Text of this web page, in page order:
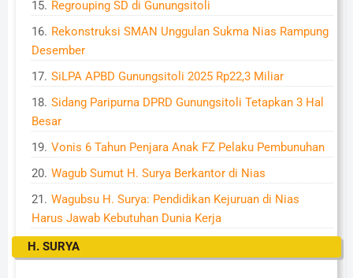
Regrouping SD di Gunungsitoli
Rekonstruksi SMAN Unggulan Sukma Nias Rampung
Desember
SiLPA APBD Gunungsitoli 2025 Rp22,3 Miliar
Sidang Paripurna DPRD Gunungsitoli Tetapkan 3 Hal
Besar
Vonis 6 Tahun Penjara Anak FZ Pelaku Pembunuhan
Wagub Sumut H. Surya Berkantor di Nias
Wagubsu H. Surya: Pendidikan Kejuruan di Nias
Harus Jawab Kebutuhan Dunia Kerja
H. SURYA